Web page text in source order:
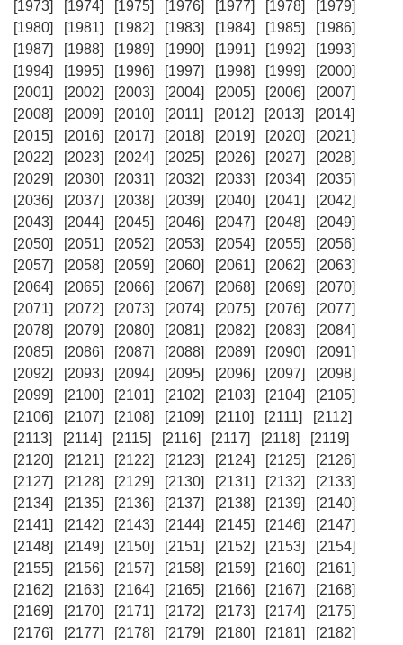
[1973] [1974] [1975] [1976] [1977] [1978]
[1979]
[1980]
[1981] [1982] [1983] [1984] [1985]
[1986]
[1987]
[1988] [1989] [1990] [1991] [1992]
[1993]
[1994]
[1995] [1996] [1997] [1998] [1999]
[2000]
[2001]
[2002] [2003] [2004] [2005] [2006]
[2007]
[2008]
[2009] [2010] [2011] [2012] [2013]
[2014]
[2015]
[2016] [2017] [2018] [2019] [2020]
[2021]
[2022]
[2023] [2024] [2025] [2026] [2027]
[2028]
[2029]
[2030] [2031] [2032] [2033] [2034]
[2035]
[2036]
[2037] [2038] [2039] [2040] [2041]
[2042]
[2043]
[2044] [2045] [2046] [2047] [2048]
[2049]
[2050]
[2051] [2052] [2053] [2054] [2055]
[2056]
[2057]
[2058] [2059] [2060] [2061] [2062]
[2063]
[2064]
[2065] [2066] [2067] [2068] [2069]
[2070]
[2071]
[2072] [2073] [2074] [2075] [2076]
[2077]
[2078]
[2079] [2080] [2081] [2082] [2083]
[2084]
[2085]
[2086] [2087] [2088] [2089] [2090]
[2091]
[2092]
[2093] [2094] [2095] [2096] [2097]
[2098]
[2099]
[2100] [2101] [2102] [2103] [2104]
[2105]
[2106]
[2107] [2108] [2109] [2110] [2111]
[2112]
[2113]
[2114] [2115] [2116] [2117] [2118]
[2119]
[2120]
[2121] [2122] [2123] [2124] [2125]
[2126]
[2127]
[2128] [2129] [2130] [2131] [2132]
[2133]
[2134]
[2135] [2136] [2137] [2138] [2139]
[2140]
[2141]
[2142] [2143] [2144] [2145] [2146]
[2147]
[2148]
[2149] [2150] [2151] [2152] [2153]
[2154]
[2155]
[2156] [2157] [2158] [2159] [2160]
[2161]
[2162]
[2163] [2164] [2165] [2166] [2167]
[2168]
[2169]
[2170] [2171] [2172] [2173] [2174]
[2175]
[2176]
[2177] [2178] [2179] [2180] [2181]
[2182]